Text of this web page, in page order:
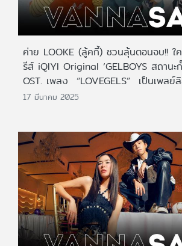
ค่าย LOOKE (ลู้คกี้) ชวนลุ้นตอนจบ!! ใ
รีส์ iQIYI Original ‘GELBOYS สถานะ
OST. เพลง “LOVEGELS” เป็นเพล
17 มีนาคม 2025